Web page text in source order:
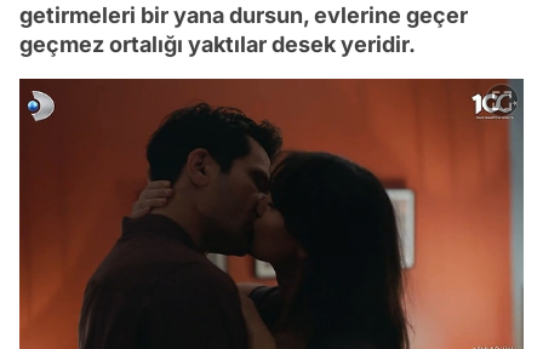
getirmeleri bir yana dursun, evlerine geçer
geçmez ortalığı yaktılar desek yeridir.